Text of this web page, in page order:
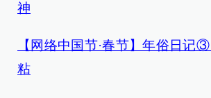
神
【网络中国节·春节】年俗日记
粘